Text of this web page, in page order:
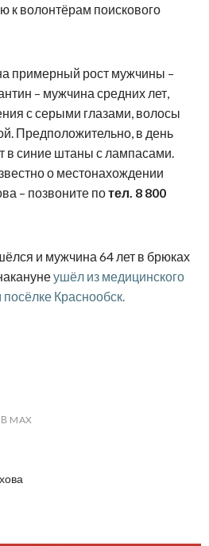
к волонтёрам поискового
примерный рост мужчины –
– мужчина средних лет,
с серыми глазами, волосы
Предположительно, в день
в синие штаны с лампасами.
о местонахождении
– позвоните потел. 8 800
и мужчина 64 лет в брюках
ушёл из медицинского
Краснообск.
MAX